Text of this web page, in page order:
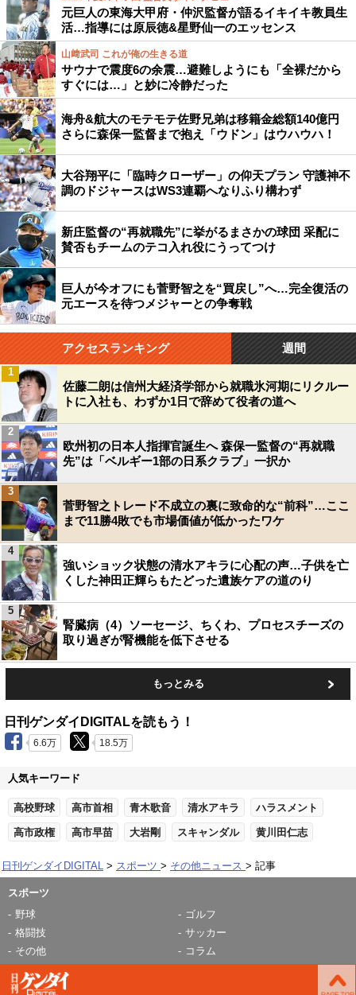
元巨人の東海大甲府・仲沢監督が語るイキイキ教員生
活…指導には原辰徳&星野仙一のエッセンス
山﨑武司 これが俺の生きる道
サウナで震度6の余震…避難しようにも「全裸だから
すぐには…」と妙に冷静だった
海舟&航大のモテモテ佐野兄弟は移籍金総額140億円
さらに森保一監督まで抱え「ウドン」はウハウハ！
大谷翔平に「臨時クローザー」の仰天プラン 守護神不
調のドジャースはWS3連覇へなりふり構わず
新庄監督の“再就職先”に挙がるまさかの球団 采配に
賛否もチームのテコ入れ役にうってつけ
巨人が今オフにも菅野智之を“買戻し”へ…完全復活の
元エースを待つメジャーとの争奪戦
アクセスランキング 週間
佐藤二朗は信州大経済学部から就職氷河期にリクルー
トに入社も、わずか1日で辞めて役者の道へ
1
欧州初の日本人指揮官誕生へ 森保一監督の“再就職
先”は「ベルギー1部の日系クラブ」一択か
2
菅野智之トレード不成立の裏に致命的な“前科”…ここ
まで11勝4敗でも市場価値が低かったワケ
3
強いショック状態の清水アキラに心配の声…子供を亡
くした神田正輝らもたどった遺族ケアの道のり
4
腎臓病（4）ソーセージ、ちくわ、プロセスチーズの
取り過ぎが腎機能を低下させる
5
もっとみる
日刊ゲンダイDIGITALを読もう！
6.6万 18.5万
人気キーワード
高校野球 高市首相 青木歌音 清水アキラ ハラスメント
高市政権 高市早苗 大岩剛 スキャンダル 黄川田仁志
日刊ゲンダイDIGITAL スポーツ その他ニュース 記事
スポーツ
野球
ゴルフ
格闘技
サッカー
その他
コラム